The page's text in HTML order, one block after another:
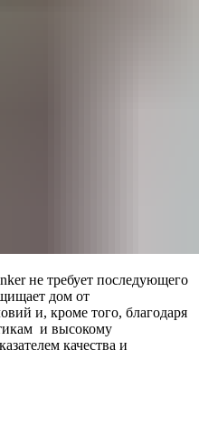
не требует последующего
дом от
и, кроме того, благодаря
и высокому
качества и